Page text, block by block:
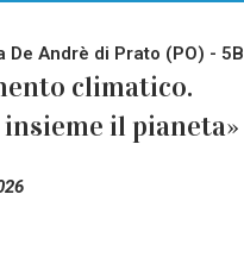
De Andrè di Prato (PO) - 5B
climatico.
il pianeta»